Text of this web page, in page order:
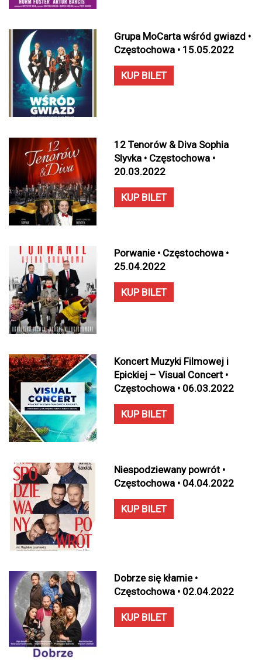
Grupa MoCarta wśród gwiazd •
Częstochowa • 15.05.2022
KUP BILET
12 Tenorów & Diva Sophia
Slyvka • Częstochowa •
20.03.2022
KUP BILET
Porwanie • Częstochowa •
25.04.2022
KUP BILET
Koncert Muzyki Filmowej i
Epickiej – Visual Concert •
Częstochowa • 06.03.2022
KUP BILET
Niespodziewany powrót •
Częstochowa • 04.04.2022
KUP BILET
Dobrze się kłamie •
Częstochowa • 02.04.2022
KUP BILET